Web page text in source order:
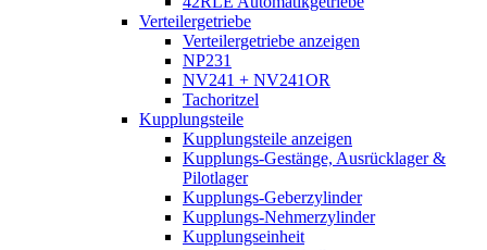
Verteilergetriebe
Verteilergetriebe anzeigen
NP231
NV241 + NV241OR
Tachoritzel
Kupplungsteile
Kupplungsteile anzeigen
Kupplungs-Gestänge, Ausrücklager &
Pilotlager
Kupplungs-Geberzylinder
Kupplungs-Nehmerzylinder
Kupplungseinheit